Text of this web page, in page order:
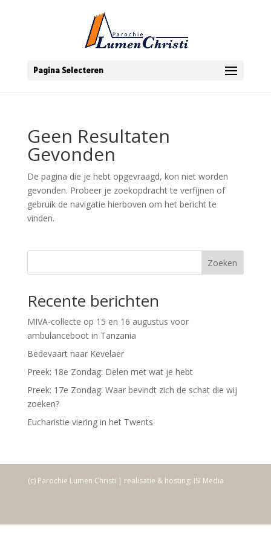
Pagina Selecteren
Geen Resultaten
Gevonden
De pagina die je hebt opgevraagd, kon niet worden
gevonden. Probeer je zoekopdracht te verfijnen of
gebruik de navigatie hierboven om het bericht te
vinden.
Zoeken
Recente berichten
MIVA-collecte op 15 en 16 augustus voor
ambulanceboot in Tanzania
Bedevaart naar Kevelaer
Preek: 18e Zondag: Delen met wat je hebt
Preek: 17e Zondag: Waar bevindt zich de schat die wij
zoeken?
Eucharistie viering in het Twents
(c) Parochie Lumen Christi | realisatie & hosting: ISI Media